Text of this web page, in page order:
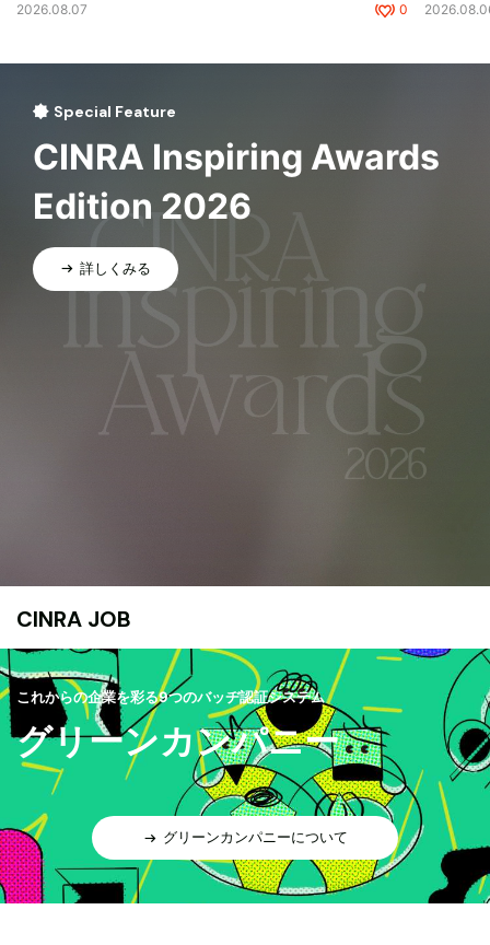
2026.08.07 0
Special Feature
CINRA Inspiring Awards
Edition 2026
詳しくみる
CINRA JOB
これからの企業を彩る9つのバッヂ認証システム
グリーンカンパニー
グリーンカンパニーについて